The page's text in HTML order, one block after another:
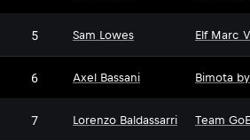
5 Sam Lowes Elf Marc
6 Axel Bassani Bimota
7 Lorenzo Baldassarri Team